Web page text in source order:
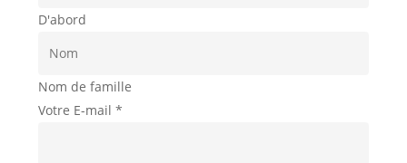
D'abord
Nom de famille
Votre E-mail*